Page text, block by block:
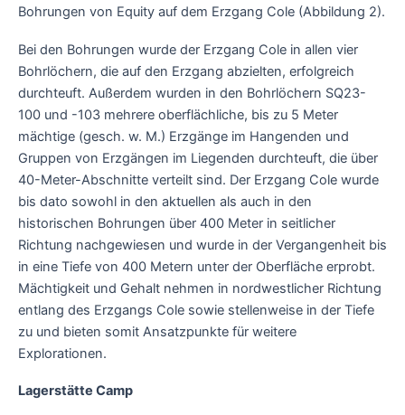
Bohrungen von Equity auf dem Erzgang Cole (Abbildung 2).
Bei den Bohrungen wurde der Erzgang Cole in allen vier
Bohrlöchern, die auf den Erzgang abzielten, erfolgreich
durchteuft. Außerdem wurden in den Bohrlöchern SQ23-
100 und -103 mehrere oberflächliche, bis zu 5 Meter
mächtige (gesch. w. M.) Erzgänge im Hangenden und
Gruppen von Erzgängen im Liegenden durchteuft, die über
40-Meter-Abschnitte verteilt sind. Der Erzgang Cole wurde
bis dato sowohl in den aktuellen als auch in den
historischen Bohrungen über 400 Meter in seitlicher
Richtung nachgewiesen und wurde in der Vergangenheit bis
in eine Tiefe von 400 Metern unter der Oberfläche erprobt.
Mächtigkeit und Gehalt nehmen in nordwestlicher Richtung
entlang des Erzgangs Cole sowie stellenweise in der Tiefe
zu und bieten somit Ansatzpunkte für weitere
Explorationen.
Lagerstätte Camp